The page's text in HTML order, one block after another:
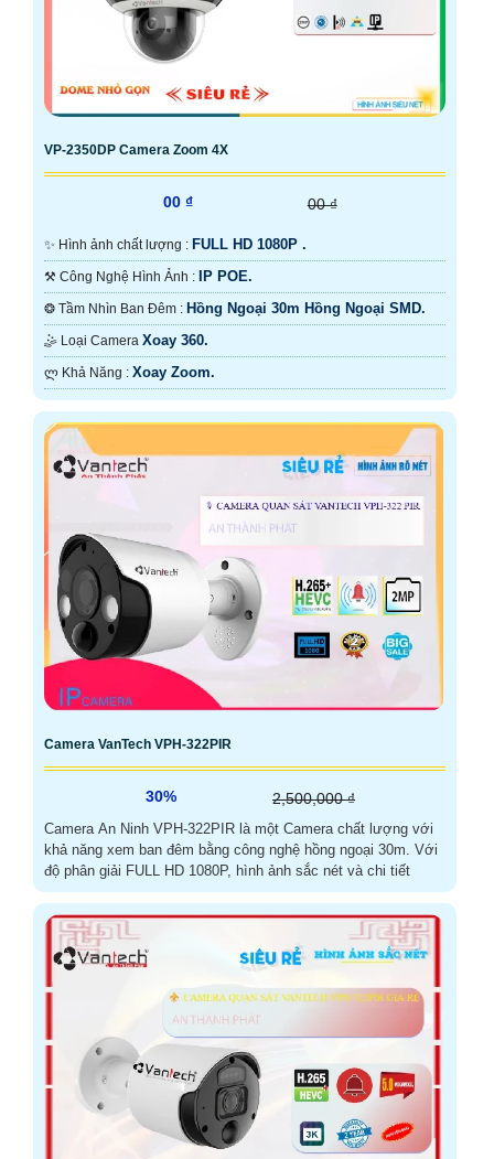
VP-2350DP Camera Zoom 4X
00 ₫ 00 ₫
✨ Hình ảnh chất lượng : FULL HD 1080P .
⚒ Công Nghệ Hình Ảnh : IP POE.
❂ Tầm Nhìn Ban Đêm : Hồng Ngoại 30m Hồng Ngoại SMD.
🤹 Loại Camera Xoay 360.
️ლ Khả Năng : Xoay Zoom.
Camera VanTech VPH-322PIR
30% 2,500,000 ₫
Camera An Ninh VPH-322PIR là một Camera chất lượng với
khả năng xem ban đêm bằng công nghệ hồng ngoại 30m. Với
độ phân giải FULL HD 1080P, hình ảnh sắc nét và chi tiết